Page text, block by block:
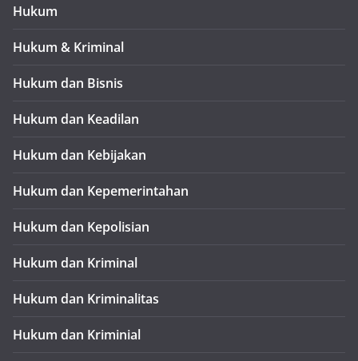
Hukum
Hukum & Kriminal
Hukum dan Bisnis
Hukum dan Keadilan
Hukum dan Kebijakan
Hukum dan Kepemerintahan
Hukum dan Kepolisian
Hukum dan Kriminal
Hukum dan Kriminalitas
Hukum dan Kriminial